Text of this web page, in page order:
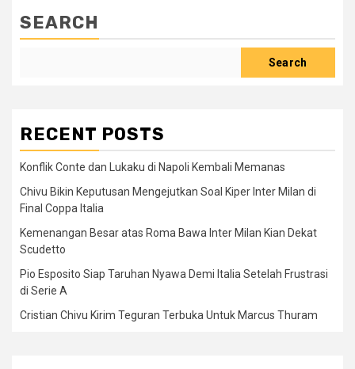
SEARCH
Search
RECENT POSTS
Konflik Conte dan Lukaku di Napoli Kembali Memanas
Chivu Bikin Keputusan Mengejutkan Soal Kiper Inter Milan di
Final Coppa Italia
Kemenangan Besar atas Roma Bawa Inter Milan Kian Dekat
Scudetto
Pio Esposito Siap Taruhan Nyawa Demi Italia Setelah Frustrasi
di Serie A
Cristian Chivu Kirim Teguran Terbuka Untuk Marcus Thuram